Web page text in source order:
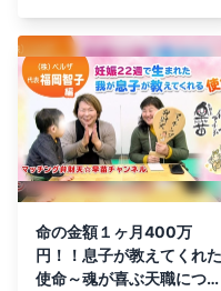
命の金額１ヶ月400万
円！！息子が教えてくれた
使命～魂が喜ぶ天職につい